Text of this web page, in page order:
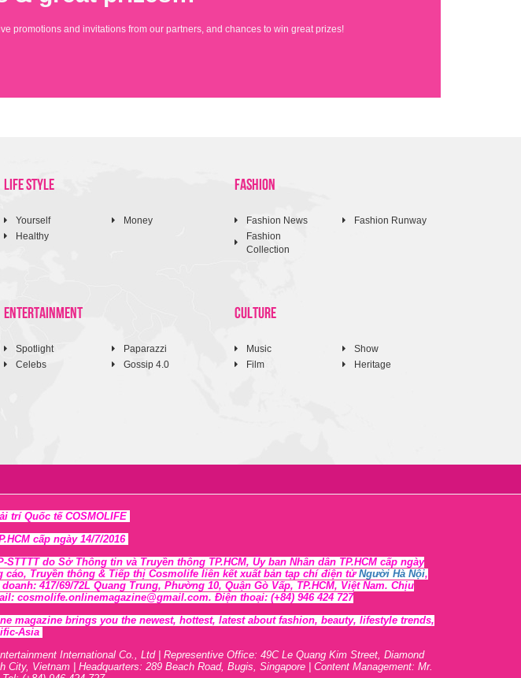
promotions and invitations from our partners, and chances to win great prizes!
LIFE STYLE
Yourself
Healthy
Money
FASHION
Fashion News
Fashion
Collection
Fashion Runway
ENTERTAINMENT
Spotlight
Celebs
Paparazzi
Gossip 4.0
CULTURE
Music
Film
Show
Heritage
trí Quốc tế COSMOLIFE
cấp ngày 14/7/2016
STTTTdo Sở Thông tin và Truyền thông TP.HCM, Ủy ban Nhân dân TP.HCM cấp ngày
Truyền thông & Tiếp thị Cosmolife liên kết xuất bản tạp chí điện tử Người Hà Nội,
417/69/72L Quang Trung, Phường 10, Quận Gò Vấp, TP.HCM, Việt Nam. Chịu
cosmolife.onlinemagazine@gmail.com. Điện thoại: (+84) 946 424 727
magazine brings you the newest, hottest, latest about fashion, beauty, lifestyle trends,
Asia
International Co., Ltd | Representive Office: 49C Le Quang Kim Street, Diamond
City, Vietnam | Headquarters: 289 Beach Road, Bugis, Singapore | Content Management: Mr.